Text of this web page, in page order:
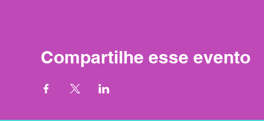
Compartilhe esse evento